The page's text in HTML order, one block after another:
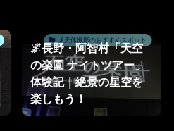
🗾天体撮影のおすすめスポット
🌌長野・阿智村「天空
の楽園 ナイトツアー」
体験記｜絶景の星空を
楽しもう！